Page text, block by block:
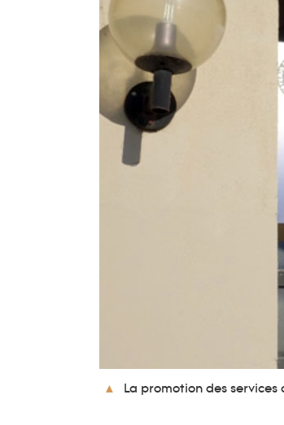
La promotion des